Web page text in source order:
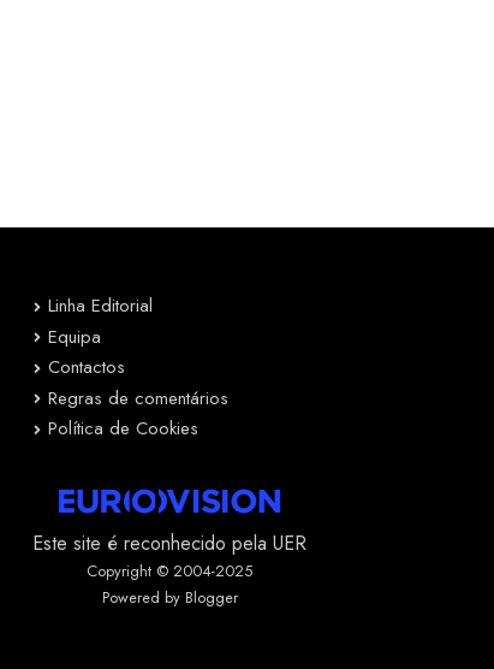
Linha Editorial
Equipa
Contactos
Regras de comentários
Política de Cookies
Este site é reconhecido pela UER
Copyright © 2004-2025
Powered by Blogger